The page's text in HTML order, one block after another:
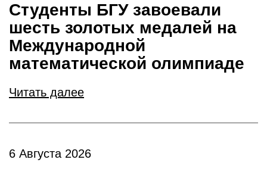
Студенты БГУ завоевали
шесть золотых медалей на
Международной
математической олимпиаде
Читать далее
6 Августа 2026